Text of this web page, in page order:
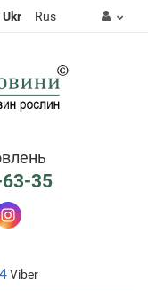
Ukr Rus
35
Viber